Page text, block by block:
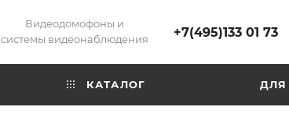
Видеодомофоны и
системы видеонаблюдения
+7(495)133 01 73
КАТАЛОГ ДЛЯ